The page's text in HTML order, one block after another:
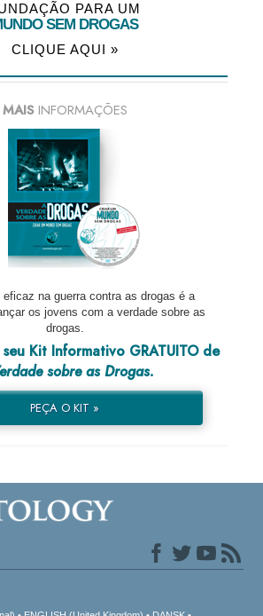
PARA UM
SEM DROGAS
CLIQUE AQUI »
MAIS INFORMAÇÕES
na guerra contra as drogas é a
os jovens com a verdade sobre as
drogas.
Kit Informativo GRATUITO de
sobre as Drogas.
PEÇA O KIT »